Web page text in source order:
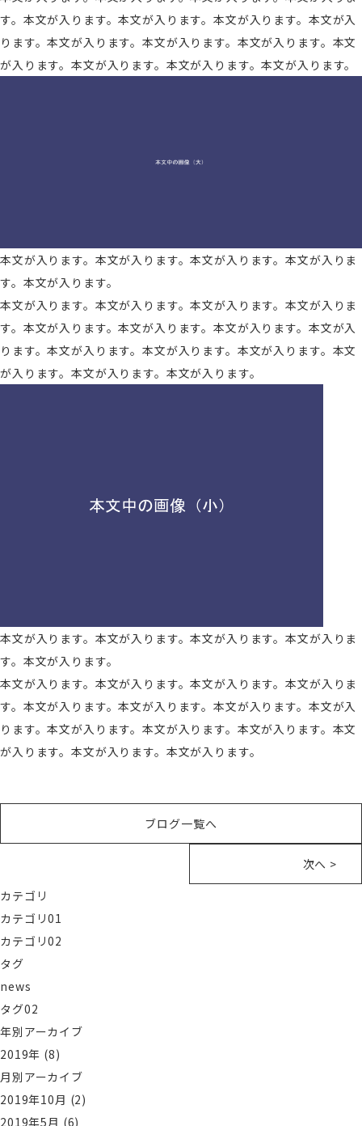
す。本文が入ります。本文が入ります。本文が入ります。本文が入
ります。本文が入ります。本文が入ります。本文が入ります。本文
が入ります。本文が入ります。本文が入ります。本文が入ります。
本文が入ります。本文が入ります。本文が入ります。本文が入りま
す。本文が入ります。
本文が入ります。本文が入ります。本文が入ります。本文が入りま
す。本文が入ります。本文が入ります。本文が入ります。本文が入
ります。本文が入ります。本文が入ります。本文が入ります。本文
が入ります。本文が入ります。本文が入ります。
本文が入ります。本文が入ります。本文が入ります。本文が入りま
す。本文が入ります。
本文が入ります。本文が入ります。本文が入ります。本文が入りま
す。本文が入ります。本文が入ります。本文が入ります。本文が入
ります。本文が入ります。本文が入ります。本文が入ります。本文
が入ります。本文が入ります。本文が入ります。
ブログ一覧へ
次へ >
カテゴリ
カテゴリ01
カテゴリ02
タグ
news
タグ02
年別アーカイブ
2019年 (8)
月別アーカイブ
2019年10月 (2)
2019年5月 (6)